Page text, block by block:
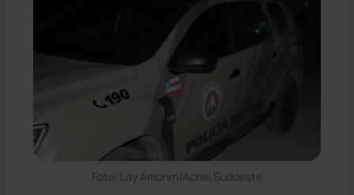
Foto: Lay Amorim/Achei Sudoeste